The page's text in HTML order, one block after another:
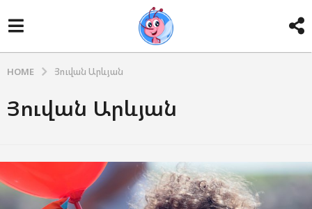
HOME Յուվան Արևյան
Յուվան Արևյան